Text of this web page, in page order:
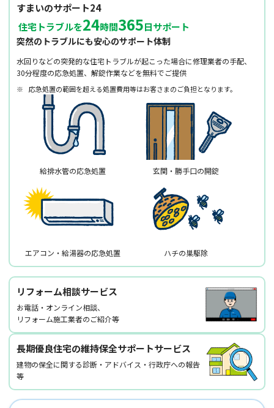
給排水管の応急処置 玄関・勝手口の開錠
エアコン・給湯器の応急処置 ハチの巣駆除
すまいのサポート24
住宅トラブルを24時間365日サポート
突然のトラブルにも安心のサポート体制
水回りなどの突発的な住宅トラブルが起こった場合に修理業者の手配、
30分程度の応急処置、解錠作業などを無料でご提供
※ 応急処置の範囲を超える処置費用等はお客さまのご負担となります。
リフォーム相談サービス
お電話・オンライン相談、
リフォーム施工業者のご紹介等
長期優良住宅の維持保全サポートサービス
建物の保全に関する診断・アドバイス・行政庁への報告
等